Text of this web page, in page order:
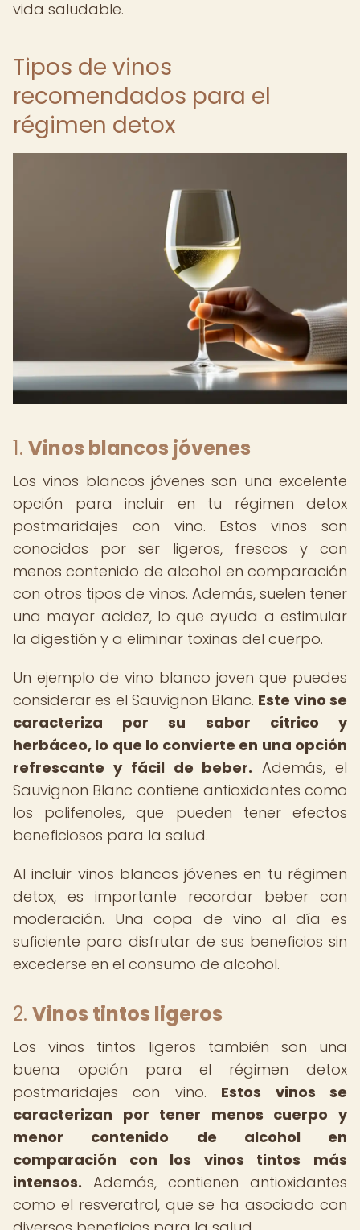
vida saludable.
Tipos de vinos
recomendados para el
régimen detox
1. Vinos blancos jóvenes
Los vinos blancos jóvenes son una excelente
opción para incluir en tu régimen detox
postmaridajes con vino. Estos vinos son
conocidos por ser ligeros, frescos y con
menos contenido de alcohol en comparación
con otros tipos de vinos. Además, suelen tener
una mayor acidez, lo que ayuda a estimular
la digestión y a eliminar toxinas del cuerpo.
Un ejemplo de vino blanco joven que puedes
considerar es el Sauvignon Blanc. Este vino se
caracteriza por su sabor cítrico y
herbáceo, lo que lo convierte en una opción
refrescante y fácil de beber. Además, el
Sauvignon Blanc contiene antioxidantes como
los polifenoles, que pueden tener efectos
beneficiosos para la salud.
Al incluir vinos blancos jóvenes en tu régimen
detox, es importante recordar beber con
moderación. Una copa de vino al día es
suficiente para disfrutar de sus beneficios sin
excederse en el consumo de alcohol.
2. Vinos tintos ligeros
Los vinos tintos ligeros también son una
buena opción para el régimen detox
postmaridajes con vino. Estos vinos se
caracterizan por tener menos cuerpo y
menor contenido de alcohol en
comparación con los vinos tintos más
intensos. Además, contienen antioxidantes
como el resveratrol, que se ha asociado con